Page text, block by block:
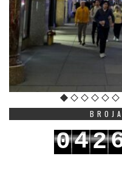
042